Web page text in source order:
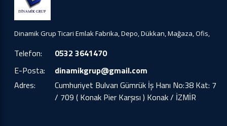
Dinamik Grup Ticari Emlak Fabrika, Depo, Dükkan, Mağaza, Ofis,
Telefon:
0532 3641470
E-Posta:
dinamikgrup@gmail.com
Adres:
Cumhuriyet Bulvarı Gümrük İş Hanı No:38 Kat: 7
/ 709 ( Konak Pier Karşısı ) Konak / İZMİR